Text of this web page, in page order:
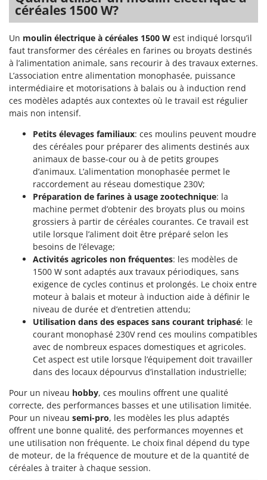
Rogneuses de souches
Rouleaux pour tracteur
S
Scies à os
Scies à Ruban
Scies alternatives à batterie
Scies de jardin télescopiques
Sécateurs électriques à batterie
Sécateurs et Échenilloirs manuels
Sécateurs pneumatiques
Semoirs et Épandeurs d'engrais
Socs pour tracteur
Souffleurs aspirateurs pour Feuilles
Soufreuses - Poudreuses à dos
Soufreuses - Poudreuses pour tracteur
Taille-haies
Taille-haies à bras pour tracteur
Tarières
Tondeuses à Gazon
Tondeuses autoportées
Tondeuses débroussailleuses thermiques
Trancheuses
Trancheuses de sol
Transpalettes
Treuils de débardage
Tronçonneuses
Idromatic
Imperia
Infaco
Intec
Intex
Italyco
ITM
JOLLY ITALIA
KAAZ
Karcher
Kasco
Kemper
Keter
KitchenAid
Komo
Laica
Lampacrescia - MGM
LAR Casalinghi
Lavor
Linea VZ
Lisam
Lotusgrill
céréales 1500 W?
Un moulin électrique à céréales 1500 W est indiqué lorsqu’il
faut transformer des céréales en farines ou broyats destinés
à l’alimentation animale, sans recourir à des travaux externes.
L’association entre alimentation monophasée, puissance
intermédiaire et motorisations à balais ou à induction rend
ces modèles adaptés aux contextes où le travail est régulier
mais non intensif.
Petits élevages familiaux: ces moulins peuvent moudre
des céréales pour préparer des aliments destinés aux
animaux de basse-cour ou à de petits groupes
d’animaux. L’alimentation monophasée permet le
raccordement au réseau domestique 230V;
Préparation de farines à usage zootechnique: la
machine permet d’obtenir des broyats plus ou moins
grossiers à partir de céréales courantes. Ce travail est
utile lorsque l’aliment doit être préparé selon les
besoins de l’élevage;
Activités agricoles non fréquentes: les modèles de
1500 W sont adaptés aux travaux périodiques, sans
exigence de cycles continus et prolongés. Le choix entre
moteur à balais et moteur à induction aide à définir le
niveau de durée et d’entretien attendu;
Utilisation dans des espaces sans courant triphasé: le
courant monophasé 230V rend ces moulins compatibles
avec de nombreux espaces domestiques et agricoles.
Cet aspect est utile lorsque l’équipement doit travailler
dans des locaux dépourvus d’installation industrielle;
Pour un niveau hobby, ces moulins offrent une qualité
correcte, des performances basses et une utilisation limitée.
Pour un niveau semi-pro, les modèles les plus adaptés
offrent une bonne qualité, des performances moyennes et
une utilisation non fréquente. Le choix final dépend du type
de moteur, de la fréquence de mouture et de la quantité de
céréales à traiter à chaque session.